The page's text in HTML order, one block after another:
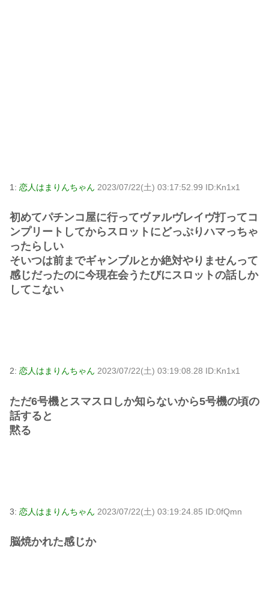
1: 恋人はまりんちゃん 2023/07/22(土) 03:17:52.99 ID:Kn1x1
初めてパチンコ屋に行ってヴァルヴレイヴ打ってコ
ンプリートしてからスロットにどっぷりハマっちゃ
ったらしい
そいつは前までギャンブルとか絶対やりませんって
感じだったのに今現在会うたびにスロットの話しか
してこない
2: 恋人はまりんちゃん 2023/07/22(土) 03:19:08.28 ID:Kn1x1
ただ6号機とスマスロしか知らないから5号機の頃の
話すると
黙る
3: 恋人はまりんちゃん 2023/07/22(土) 03:19:24.85 ID:0fQmn
脳焼かれた感じか